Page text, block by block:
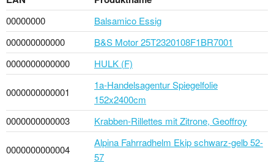
00000000
Balsamico Essig
000000000000
B&S Motor 25T2320108F1BR7001
0000000000000
HULK (F)
0000000000001
1a-Handelsagentur Spiegelfolie
152x2400cm
0000000000003
Krabben-Rillettes mit Zitrone, Geoffroy
0000000000004
Alpina Fahrradhelm Ekip schwarz-gelb 52-
57